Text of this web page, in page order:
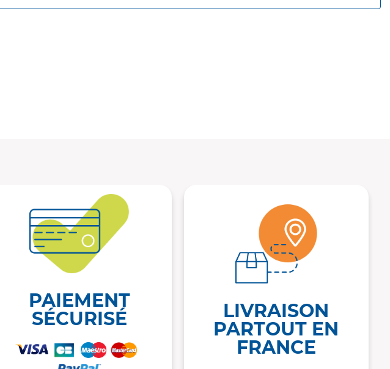
PAIEMENT
SÉCURISÉ
LIVRAISON
PARTOUT EN
FRANCE